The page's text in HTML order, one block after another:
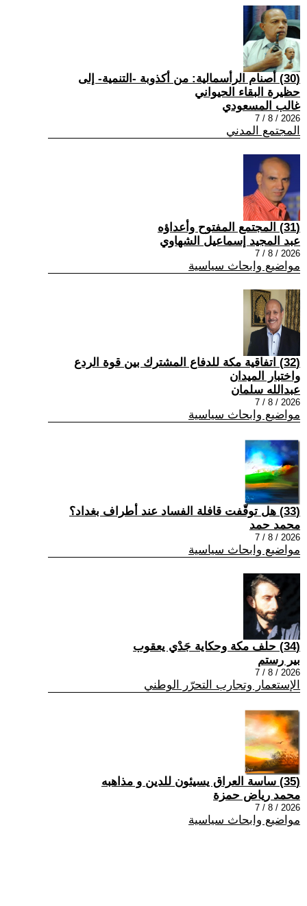
(30) أصنام الرأسمالية: من أكذوبة -التنمية- إلى
حظيرة البقاء الحيواني
غالب المسعودي
2026 / 8 / 7
المجتمع المدني
(31) المجتمع المفتوح وأعداؤه
عبد المجيد إسماعيل الشهاوي
2026 / 8 / 7
مواضيع وابحاث سياسية
(32) اتفاقية مكة للدفاع المشترك بين قوة الردع
واختبار الميدان
عبدالله سلمان
2026 / 8 / 7
مواضيع وابحاث سياسية
(33) هل توقّفت قافلة الفساد عند أطراف بغداد؟
محمد حمد
2026 / 8 / 7
مواضيع وابحاث سياسية
(34) حلف مكة وحكاية جَدْي يعقوب
بير رستم
2026 / 8 / 7
الإستعمار وتجارب التحرّر الوطني
(35) ساسة العراق يسيئون للدين و مذاهبه
محمد رياض حمزة
2026 / 8 / 7
مواضيع وابحاث سياسية